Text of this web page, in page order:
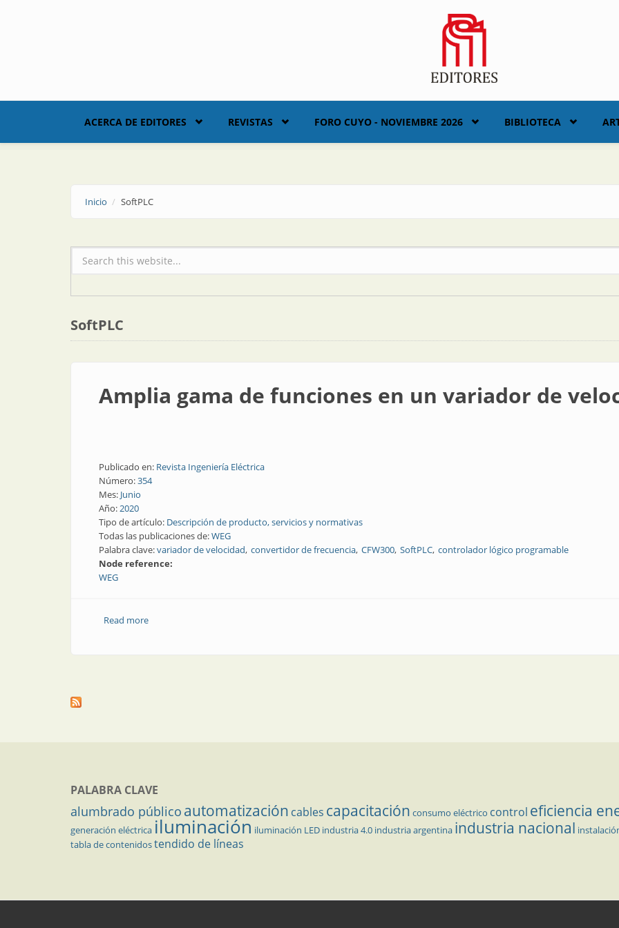
ACERCA DE EDITORES REVISTAS FORO CUYO - NOVIEMBRE 2026 BIBLIOTECA
Inicio SoftPLC
Formulario de búsqueda
SoftPLC
Amplia gama de funciones en un variador de
Publicado en: Revista Ingeniería Eléctrica
Número:354
Mes: Junio
Año:2020
Tipo de artículo: Descripción de producto, servicios y normativas
Todas las publicaciones de:WEG
Palabra clave:variador de velocidad convertidor de frecuencia CFW300 SoftPLC controlador lógico programable
Node reference:
WEG
Read moreabout Amplia gama de funciones en un variador de velocidad
PALABRA CLAVE
alumbrado público automatización cables capacitación consumo eléctrico control eficiencia
generación eléctrica iluminación iluminación LED industria 4.0 industria argentina industria nacional
tabla de contenidostendido de líneas